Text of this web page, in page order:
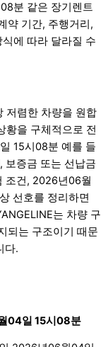
분 같은 장기렌트
약 기간, 주행거리,
에 따라 달라질 수
저렴한 차량을 원합
황을 구체적으로 전
15시08분 예를 들
보증금 또는 선납금
조건, 2026년06월
선호를 정리하면
는 차량 구
되는 구조이기 때문
다.
04일 15시08분